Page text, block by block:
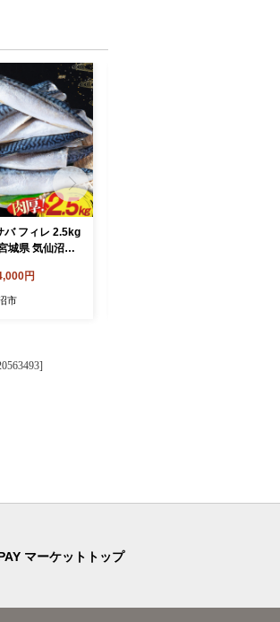
バ フィレ 2.5kg
城県 気仙沼市 2
ば 鯖 サバフィ
レ 鯖フィレ
円
市
マーケットトップ